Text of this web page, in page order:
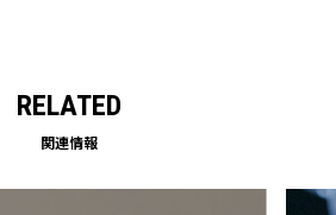
RELATED
関連情報